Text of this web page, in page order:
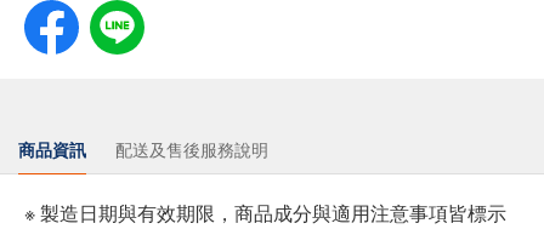
商品資訊 配送及售後服務說明
※ 製造日期與有效期限，商品成分與適用注意事項皆標示